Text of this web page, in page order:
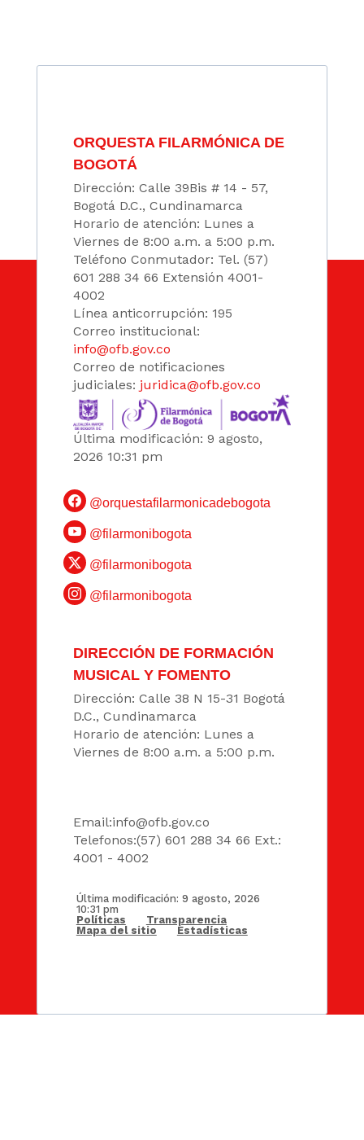
ORQUESTA FILARMÓNICA DE
BOGOTÁ
Dirección: Calle 39Bis # 14 - 57,
Bogotá D.C., Cundinamarca
Horario de atención: Lunes a
Viernes de 8:00 a.m. a 5:00 p.m.
Teléfono Conmutador: Tel. (57)
601 288 34 66 Extensión 4001-
4002
Línea anticorrupción: 195
Correo institucional:
info@ofb.gov.co
Correo de notificaciones
judiciales: juridica@ofb.gov.co
Última modificación: 9 agosto,
2026 10:31 pm
@orquestafilarmonicadebogota
@filarmonibogota
@filarmonibogota
@filarmonibogota
DIRECCIÓN DE FORMACIÓN
MUSICAL Y FOMENTO
Dirección: Calle 38 N 15-31 Bogotá
D.C., Cundinamarca
Horario de atención: Lunes a
Viernes de 8:00 a.m. a 5:00 p.m.
Email:info@ofb.gov.co
Telefonos:(57) 601 288 34 66 Ext.:
4001 - 4002
Última modificación: 9 agosto, 2026
10:31 pm
Políticas
Transparencia
Mapa del sitio
Estadísticas